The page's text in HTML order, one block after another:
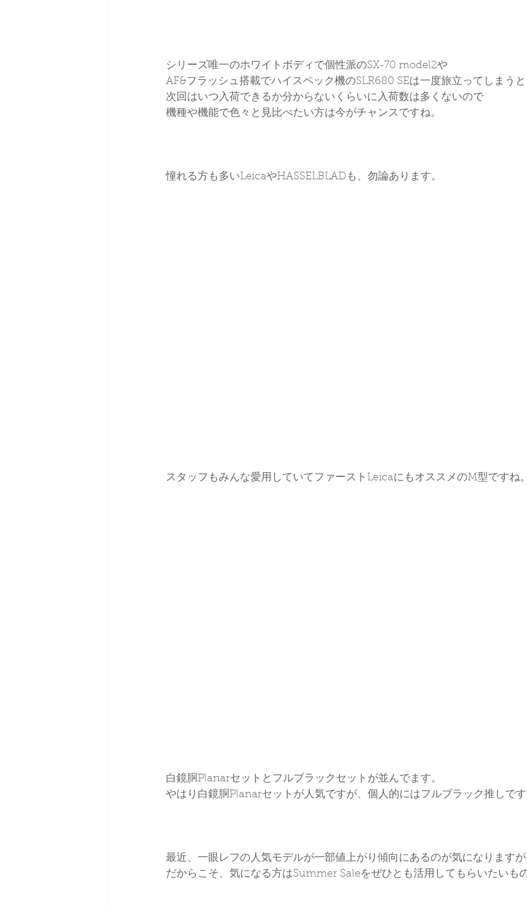
シリーズ唯一のホワイトボディで個性派のSX-70 model2や
AF&フラッシュ搭載でハイスペック機のSLR680 SEは一度旅立ってしまうと
次回はいつ入荷できるか分からないくらいに入荷数は多くないので
機種や機能で色々と見比べたい方は今がチャンスですね。
憧れる方も多いLeicaやHASSELBLADも、勿論あります。
スタッフもみんな愛用していてファーストLeicaにもオススメのM型ですね
白鏡胴Planarセットとフルブラックセットが並んでます。
やはり白鏡胴Planarセットが人気ですが、個人的にはフルブラック推しで
最近、一眼レフの人気モデルが一部値上がり傾向にあるのが気になります
だからこそ、気になる方はSummer Saleをぜひとも活用してもらいたいも